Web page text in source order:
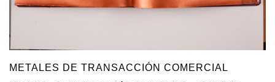
METALES DE TRANSACCIÓN COMERCIAL